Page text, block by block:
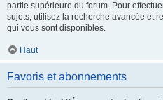
partie supérieure du forum. Pour
sujets, utilisez la recherche avancée et
qui vous sont disponibles.
Haut
Favoris et abonnements